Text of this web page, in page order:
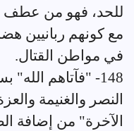
للحد، فهو من عطف
مع كونهم ربانيين
في مواطن القتال.
148- "فآتاهم
النصر والغنيمة
الآخرة" من إضافة